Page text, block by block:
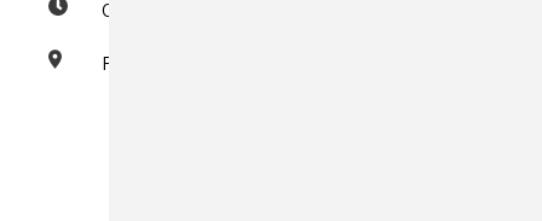
09:00–10:30
Familienzentrum